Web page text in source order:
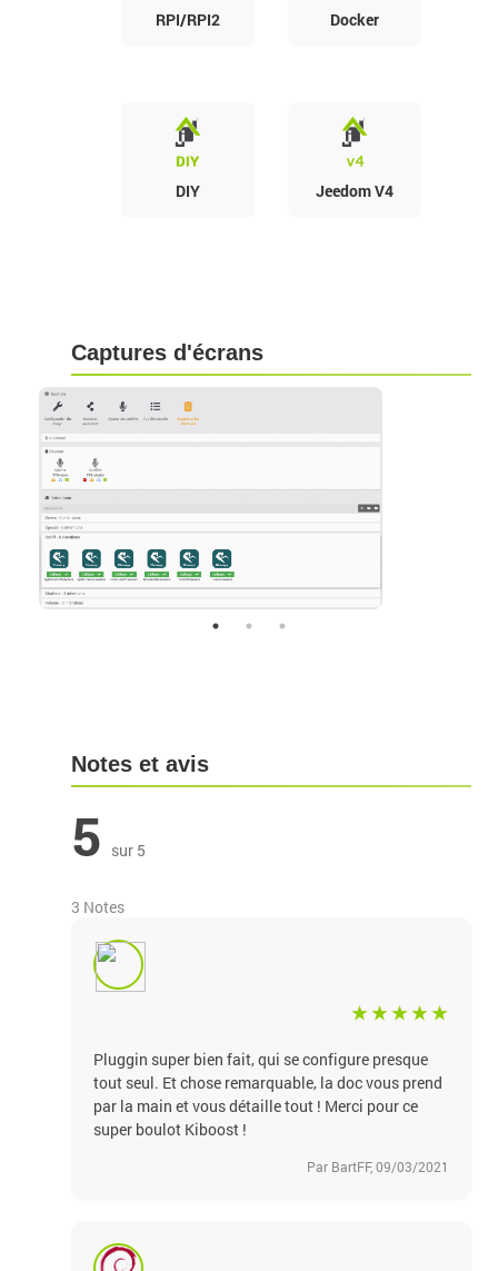
RPI/RPI2 Docker
DIY Jeedom V4
Captures d'écrans
Notes et avis
5 sur 5
3 Notes
Pluggin super bien fait, qui se configure presque
tout seul. Et chose remarquable, la doc vous prend
par la main et vous détaille tout ! Merci pour ce
super boulot Kiboost !
Par BartFF, 09/03/2021